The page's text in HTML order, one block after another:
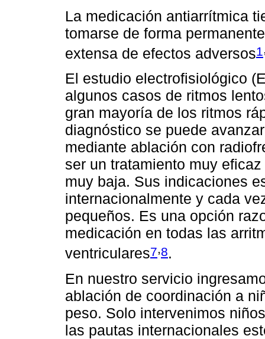
La medicación antiarrítmica
tomarse de forma
extensa de efectos adversos1
El estudio electrofisiológico
algunos casos de ritmos
gran mayoría de los ritmos
diagnóstico se puede
mediante ablación con
ser un tratamiento muy
muy baja. Sus indicaciones
internacionalmente y cada
pequeños. Es una opción
medicación en todas las
ventriculares7,8.
En nuestro servicio
ablación de coordinación a
peso. Solo intervenimos
las pautas internacionales